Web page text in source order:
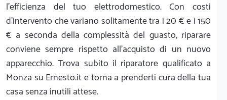
l'efficienza del tuo elettrodomestico. Con costi
d'intervento che variano solitamente tra i 20 € e i 150
€ a seconda della complessità del guasto, riparare
conviene sempre rispetto all'acquisto di un nuovo
apparecchio. Trova subito il riparatore qualificato a
Monza su Ernesto.it e torna a prenderti cura della tua
casa senza inutili attese.